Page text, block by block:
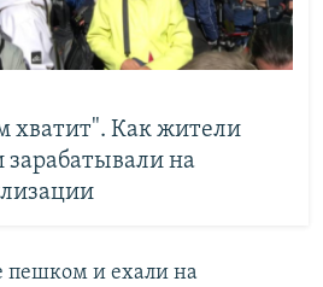
хватит". Как жители
зарабатывали на
и ехали на